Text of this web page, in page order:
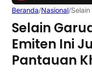
Beranda/Nasional/
Selain
Emiten Ini
Pantauan